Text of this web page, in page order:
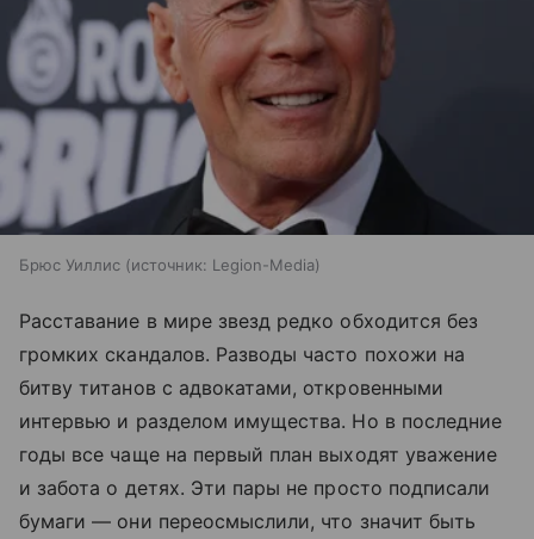
Брюс Уиллис источник: Legion-Media
Расставание в мире звезд редко обходится без
громких скандалов. Разводы часто похожи на
битву титанов с адвокатами, откровенными
интервью и разделом имущества. Но в последние
годы все чаще на первый план выходят уважение
и забота о детях. Эти пары не просто подписали
бумаги — они переосмыслили, что значит быть